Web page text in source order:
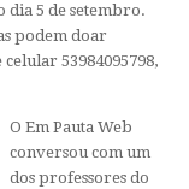
dia 5 de setembro.
podem doar
53984095798,
O Em Pauta Web
conversou com um
dos professores do